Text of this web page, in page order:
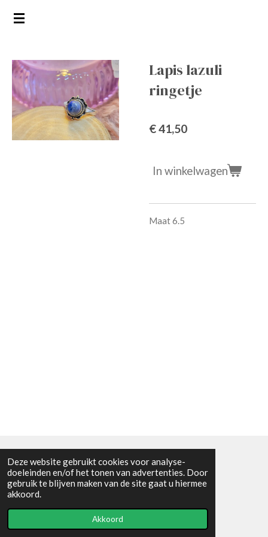
Deze website gebruikt cookies voor analyse-
doeleinden en/of het tonen van advertenties. Door
gebruik te blijven maken van de site gaat u hiermee
akkoord.
Akkoord
Ga
de
hoofdinhoud
Lapis lazuli
ringetje
€ 41,50
In winkelwagen
Maat 6.5
Algemene voorwaarden
© 2021 - RC en mineralenshop Het vlinderpad